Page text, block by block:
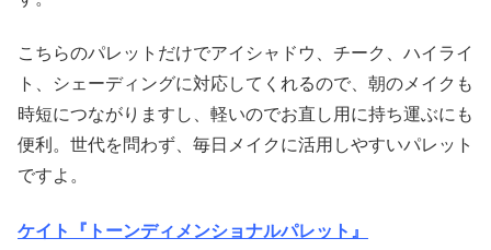
こちらのパレットだけでアイシャドウ、チーク、ハイライ
ト、シェーディングに対応してくれるので、朝のメイクも
時短につながりますし、軽いのでお直し用に持ち運ぶにも
便利。世代を問わず、毎日メイクに活用しやすいパレット
ですよ。
ケイト『トーンディメンショナルパレット』